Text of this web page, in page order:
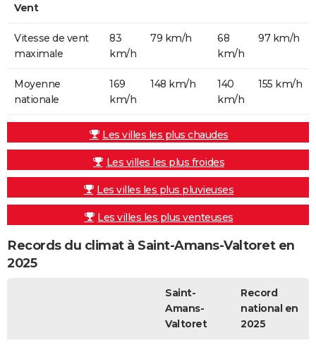
Vent
Vitesse de vent
maximale
83
km/h
79 km/h
68
km/h
97 km/h
Moyenne
nationale
169
km/h
148 km/h
140
km/h
155 km/h
Les villes les plus chaudes
Les villes les plus froides
Les villes les plus pluvieuses
Les villes les plus venteuses
Records du climat à Saint-Amans-Valtoret en
2025
Saint-
Amans-
Valtoret
Record
national en
2025